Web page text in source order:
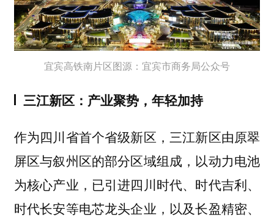
宜宾高铁南片区图源：宜宾市商务局公众号
三江新区：产业聚势，年轻加持
作为四川省首个省级新区，三江新区由原翠
屏区与叙州区的部分区域组成，以动力电池
为核心产业，已引进四川时代、时代吉利、
时代长安等电芯龙头企业，以及长盈精密、